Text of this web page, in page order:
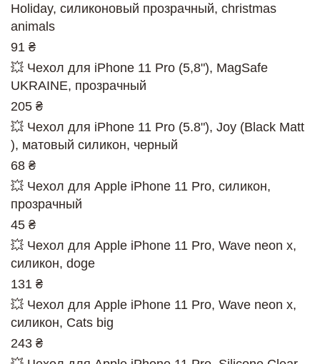
Holiday, силиконовый прозрачный, christmas
animals
91 ₴
💥 Чехол для iPhone 11 Pro (5,8"), MagSafe
UKRAINE, прозрачный
205 ₴
💥 Чехол для iPhone 11 Pro (5.8"), Joy (Black Matt
), матовый силикон, черный
68 ₴
💥 Чехол для Apple iPhone 11 Pro, силикон,
прозрачный
45 ₴
💥 Чехол для Apple iPhone 11 Pro, Wave neon x,
силикон, doge
131 ₴
💥 Чехол для Apple iPhone 11 Pro, Wave neon x,
силикон, Cats big
243 ₴